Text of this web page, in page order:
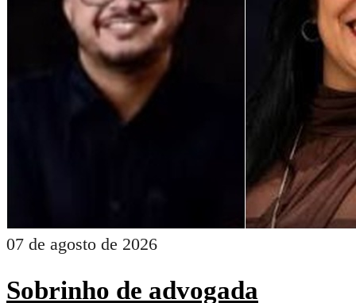
07 de agosto de 2026
Sobrinho de advogada